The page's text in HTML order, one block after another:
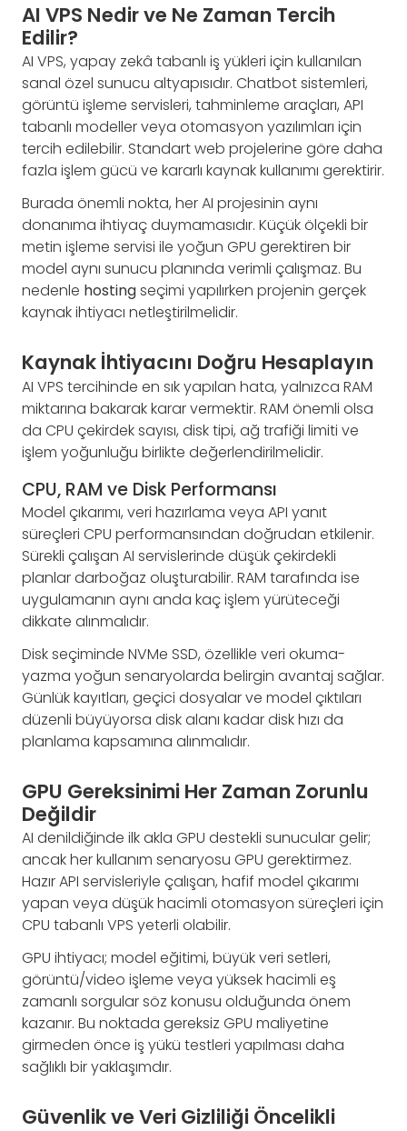
AI VPS Nedir ve Ne Zaman Tercih
Edilir?
AI VPS, yapay zekâ tabanlı iş yükleri için kullanılan
sanal özel sunucu altyapısıdır. Chatbot sistemleri,
görüntü işleme servisleri, tahminleme araçları, API
tabanlı modeller veya otomasyon yazılımları için
tercih edilebilir. Standart web projelerine göre daha
fazla işlem gücü ve kararlı kaynak kullanımı gerektirir.
Burada önemli nokta, her AI projesinin aynı
donanıma ihtiyaç duymamasıdır. Küçük ölçekli bir
metin işleme servisi ile yoğun GPU gerektiren bir
model aynı sunucu planında verimli çalışmaz. Bu
nedenle hostingseçimi yapılırken projenin gerçek
kaynak ihtiyacı netleştirilmelidir.
Kaynak İhtiyacını Doğru Hesaplayın
AI VPS tercihinde en sık yapılan hata, yalnızca RAM
miktarına bakarak karar vermektir. RAM önemli olsa
da CPU çekirdek sayısı, disk tipi, ağ trafiği limiti ve
işlem yoğunluğu birlikte değerlendirilmelidir.
CPU, RAM ve Disk Performansı
Model çıkarımı, veri hazırlama veya API yanıt
süreçleri CPU performansından doğrudan etkilenir.
Sürekli çalışan AI servislerinde düşük çekirdekli
planlar darboğaz oluşturabilir. RAM tarafında ise
uygulamanın aynı anda kaç işlem yürüteceği
dikkate alınmalıdır.
Disk seçiminde NVMe SSD, özellikle veri okuma-
yazma yoğun senaryolarda belirgin avantaj sağlar.
Günlük kayıtları, geçici dosyalar ve model çıktıları
düzenli büyüyorsa disk alanı kadar disk hızı da
planlama kapsamına alınmalıdır.
GPU Gereksinimi Her Zaman Zorunlu
Değildir
AI denildiğinde ilk akla GPU destekli sunucular gelir;
ancak her kullanım senaryosu GPU gerektirmez.
Hazır API servisleriyle çalışan, hafif model çıkarımı
yapan veya düşük hacimli otomasyon süreçleri için
CPU tabanlı VPS yeterli olabilir.
GPU ihtiyacı; model eğitimi, büyük veri setleri,
görüntü/video işleme veya yüksek hacimli eş
zamanlı sorgular söz konusu olduğunda önem
kazanır. Bu noktada gereksiz GPU maliyetine
girmeden önce iş yükü testleri yapılması daha
sağlıklı bir yaklaşımdır.
Güvenlik ve Veri Gizliliği Öncelikli